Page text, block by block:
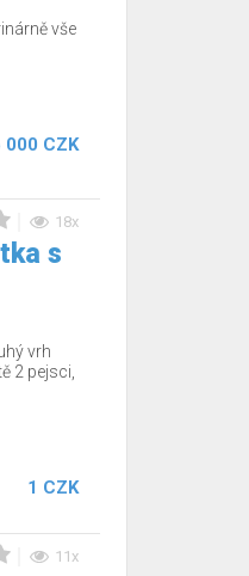
vše
000 CZK
18x
s
vrh
2 pejsci,
1 CZK
11x